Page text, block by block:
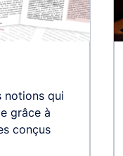
notions qui
grâce à
conçus